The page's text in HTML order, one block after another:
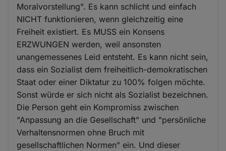
Moralvorstellung". Es kann schlicht und einfach
NICHT funktionieren, wenn gleichzeitig eine
Freiheit existiert. Es MUSS ein Konsens
ERZWUNGEN werden, weil ansonsten
unangemessenes Leid entsteht. Es kann nicht sein,
dass ein Sozialist dem freiheitlich-demokratischen
Staat oder einer Diktatur zu 100% folgen möchte.
Sonst würde er sich nicht als Sozialist bezeichnen.
Die Person geht ein Kompromiss zwischen
"Anpassung an die Gesellschaft" und "persönliche
Verhaltensnormen ohne Bruch mit
gesellschaftlichen Normen" ein. Und dieser